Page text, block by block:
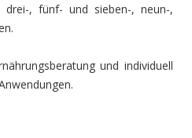
drei-, fünf- und sieben-, neun-,
und individuell